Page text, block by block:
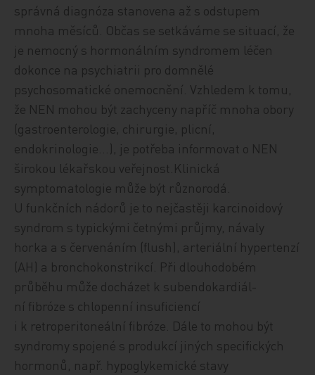
správná diagnóza stanovena až s odstupem
mnoha měsíců. Občas se setkáváme se situací, že
je nemocný s hormonálním syndromem léčen
dokonce na psychiatrii pro domnělé
psychosomatické onemocnění. Vzhledem k tomu,
že NEN mohou být zachyceny napříč mnoha obory
(gastroenterologie, chirurgie, plicní,
endokrinologie…), je potřeba informovat o NEN
širokou lékařskou veřejnost.Klinická
symptomatologie může být různorodá.
U funkčních nádorů je to nejčastěji karcinoidový
syndrom s typickými četnými průjmy, návaly
horka a s červenáním (flush), arteriální hypertenzí
(AH) a bronchokonstrikcí. Při dlouhodobém
průběhu může docházet k subendokardiál-
ní fibróze s chlopenní insuficiencí
i k retroperitoneální fibróze. Dále to mohou být
syndromy spojené s produkcí jiných specifických
hormonů, např. hypoglykemické stavy